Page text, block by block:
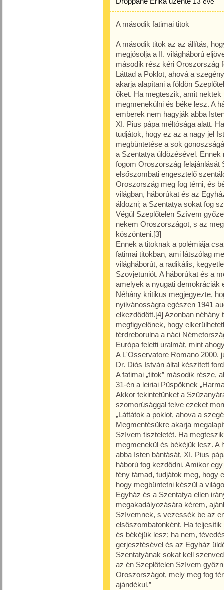
A második fatimai titok
A második titok az az állítás,
megjósolja a II. világháború
második rész kéri Oroszország
Láttad a Poklot, ahová a
akarja alapítani a földön
őket. Ha megteszik, amit
megmenekülni és béke lesz. A
emberek nem hagyják abba
XI. Pius pápa méltósága alatt.
tudjátok, hogy ez az a nagy jel
megbüntetése a sok
a Szentatya üldözésével.
fogom Oroszország
elsőszombati engesztelő
Oroszország meg fog térni, és
világban, háborúkat és az
áldozni; a Szentatya sokat fog
Végül Szeplőtelen Szívem
nekem Oroszországot, s az
köszönteni.[3]
Ennek a titoknak a polémiája
fatimai titokban, ami látszólag
világháborút, a radikális,
Szovjetuniót. A háborúkat és a
amelyek a nyugati demokráciák
Néhány kritikus megjegyezte,
nyilvánosságra egészen 1941
elkezdődött.[4] Azonban
megfigyelőnek, hogy
térdreborulna a náci
Európa feletti uralmát, mint
A L'Osservatore Romano 2000.
Dr. Diós István által készített
A fatimai „titok” második része,
31-én a leiriai Püspöknek
Akkor tekintetünket a
szomorúsággal telve ezeket
„Láttátok a poklot, ahova a
Megmentésükre akarja
Szívem tiszteletét. Ha
megmenekül és békéjük lesz. A
abba Isten bántását, XI. Pius
háború fog kezdődni. Amikor
fény támad, tudjátok meg, hogy
hogy megbüntetni készül a
Egyház és a Szentatya ellen
megakadályozására kérem,
Szívemnek, s vezessék be az
elsőszombatonként. Ha
és békéjük lesz; ha nem,
gerjesztésével és az Egyház
Szentatyának sokat kell
az én Szeplőtelen Szívem
Oroszországot, mely meg fog
ajándékul.”